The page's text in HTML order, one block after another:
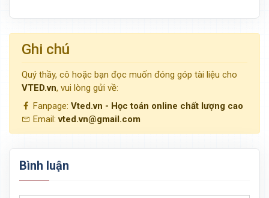
Ghi chú
Quý thầy, cô hoặc bạn đọc muốn đóng góp tài liệu cho
VTED.vn, vui lòng gửi về:
Fanpage: Vted.vn - Học toán online chất lượng cao
Email:vted.vn@gmail.com
Bình luận